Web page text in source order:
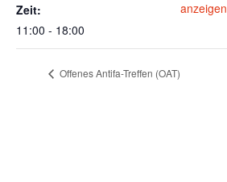
Zeit:
11:00 - 18:00
anzeigen
Offenes Antifa-Treffen (OAT)